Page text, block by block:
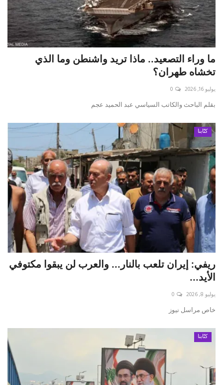
ما وراء التصعيد.. ماذا تريد واشنطن وما الذي
تخشاه طهران؟
يوليو 16, 2026 0
بقلم الباحث والكاتب السياسي عبد الحميد عجم
كتّابنا
ريفي: إيران تلعب بالنار... والعرب لن يبقوا مكتوفي
الأيد...
يوليو 8, 2026 0
خاص مراسل نيوز
كتّابنا